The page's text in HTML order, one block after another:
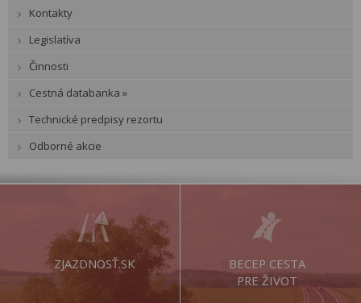
Kontakty
Legislatíva
Činnosti
Cestná databanka »
Technické predpisy rezortu
Odborné akcie
ZJAZDNOSŤ.SK
BECEP CESTA
PRE ŽIVOT